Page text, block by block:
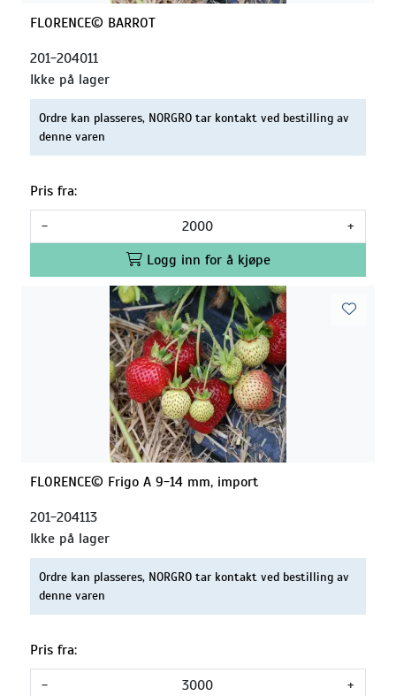
FLORENCE© BARROT
201-204011
Ikke på lager
Ordre kan plasseres, NORGRO tar kontakt ved bestilling av
denne varen
Pris fra:
-
+
Logg inn for å kjøpe
FLORENCE© Frigo A 9-14 mm, import
201-204113
Ikke på lager
Ordre kan plasseres, NORGRO tar kontakt ved bestilling av
denne varen
Pris fra:
-
+